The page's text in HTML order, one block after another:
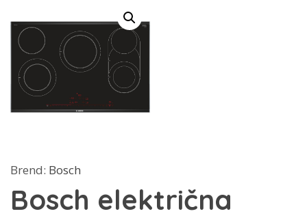
Brend: Bosch
Bosch električna